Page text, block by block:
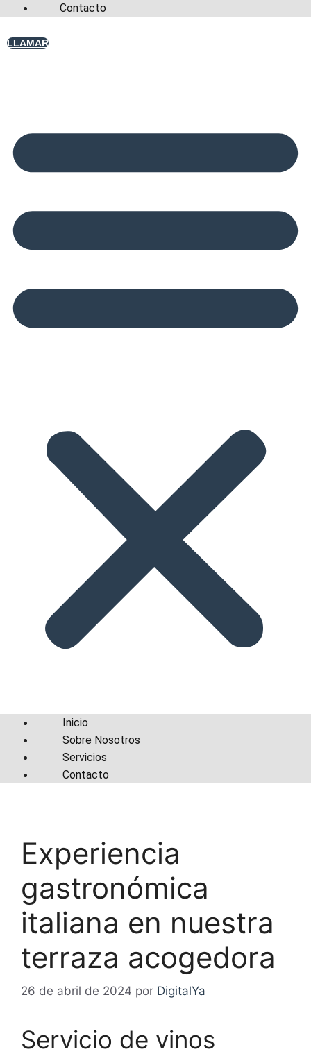
Contacto
LLAMAR
Inicio
Sobre Nosotros
Servicios
Contacto
Experiencia
gastronómica
italiana en nuestra
terraza acogedora
26 de abril de 2024 por DigitalYa
Servicio de vinos